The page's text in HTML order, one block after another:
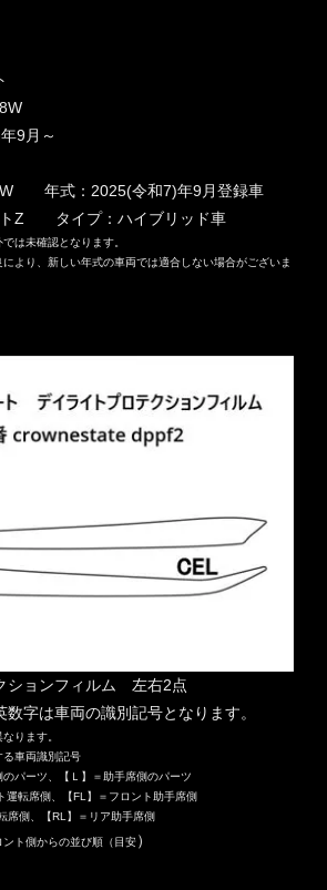
9月～
年式：2025(令和7)年9月登録車
トZ タイプ：ハイブリッド車
は未確認となります。
により、新しい年式の車両では適合しない場合がございま
ションフィルム 左右2点
字は車両の識別記号となります。
ります。
る車両識別記号
のパーツ、【Ｌ】＝助手席側のパーツ
運転席側、【FL】＝フロント助手席側
席側、【RL】＝リア助手席側
ント側からの並び順（目安）